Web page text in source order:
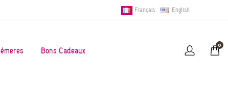
Français English
0
Bons Cadeaux